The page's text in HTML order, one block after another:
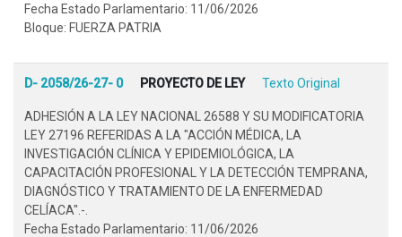
Fecha Estado Parlamentario: 11/06/2026
Bloque: FUERZA PATRIA
D- 2058/26-27- 0 PROYECTO DE LEY Texto Original
ADHESIÓN A LA LEY NACIONAL 26588 Y SU MODIFICATORIA
LEY 27196 REFERIDAS A LA "ACCIÓN MÉDICA, LA
INVESTIGACIÓN CLÍNICA Y EPIDEMIOLÓGICA, LA
CAPACITACIÓN PROFESIONAL Y LA DETECCIÓN TEMPRANA,
DIAGNÓSTICO Y TRATAMIENTO DE LA ENFERMEDAD
CELÍACA".-.
Fecha Estado Parlamentario: 11/06/2026